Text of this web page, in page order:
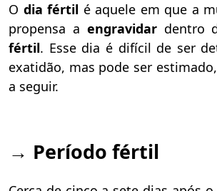
O dia fértil é aquele em que a
propensa a engravidardentro
fértil. Esse dia é difícil de ser
exatidão, mas pode ser
a seguir.
→ Período fértil